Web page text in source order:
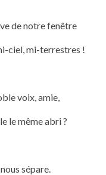
de notre fenêtre
ciel, mi-terrestres !
voix, amie,
le même abri ?
sépare.